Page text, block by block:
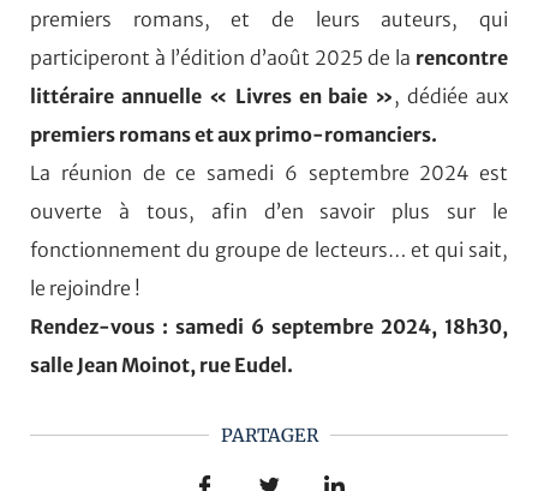
premiers romans, et de leurs auteurs, qui
participeront à l’édition d’août 2025 de la rencontre
littéraire annuelle « Livres en baie », dédiée aux
premiers romans et aux primo-romanciers.
La réunion de ce samedi 6 septembre 2024 est
ouverte à tous, afin d’en savoir plus sur le
fonctionnement du groupe de lecteurs… et qui sait,
le rejoindre !
Rendez-vous : samedi 6 septembre 2024, 18h30,
salle Jean Moinot, rue Eudel.
PARTAGER